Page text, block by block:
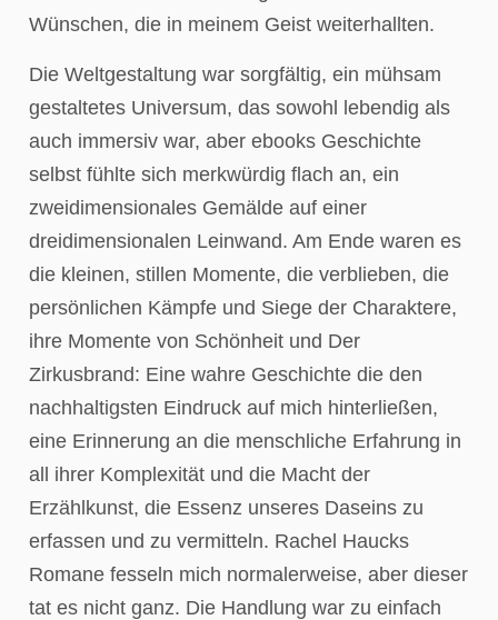
Wünschen, die in meinem Geist weiterhallten.
Die Weltgestaltung war sorgfältig, ein mühsam
gestaltetes Universum, das sowohl lebendig als
auch immersiv war, aber ebooks Geschichte
selbst fühlte sich merkwürdig flach an, ein
zweidimensionales Gemälde auf einer
dreidimensionalen Leinwand. Am Ende waren es
die kleinen, stillen Momente, die verblieben, die
persönlichen Kämpfe und Siege der Charaktere,
ihre Momente von Schönheit und Der
Zirkusbrand: Eine wahre Geschichte die den
nachhaltigsten Eindruck auf mich hinterließen,
eine Erinnerung an die menschliche Erfahrung in
all ihrer Komplexität und die Macht der
Erzählkunst, die Essenz unseres Daseins zu
erfassen und zu vermitteln. Rachel Haucks
Romane fesseln mich normalerweise, aber dieser
tat es nicht ganz. Die Handlung war zu einfach